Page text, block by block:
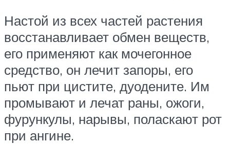
Настой из всех частей растения
восстанавливает обмен веществ,
его применяют как мочегонное
средство, он лечит запоры, его
пьют при цистите, дуодените. Им
промывают и лечат раны, ожоги,
фурункулы, нарывы, поласкают рот
при ангине.